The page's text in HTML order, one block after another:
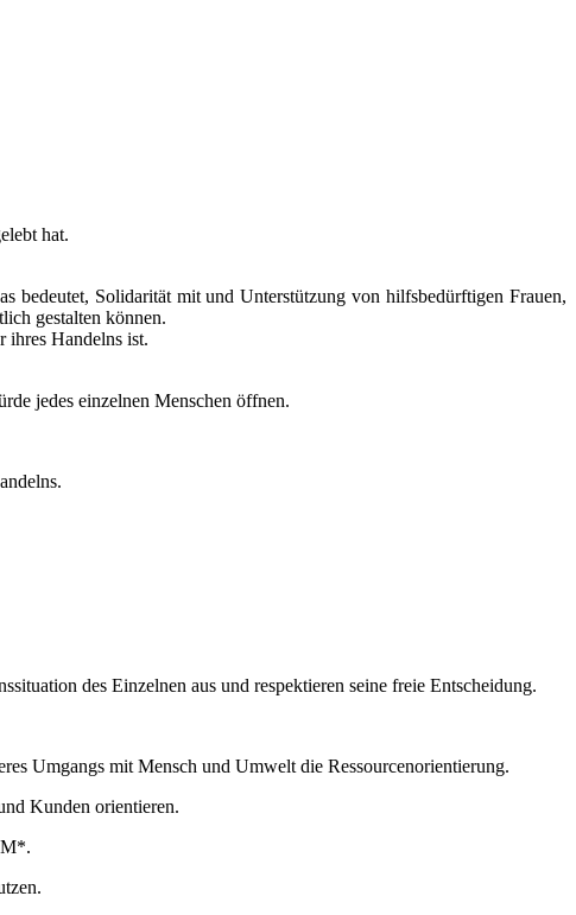
hat.
Solidarität mit und Unterstützung von hilfsbedürftigen Frauen,
gestalten können.
ihres Handelns ist.
jedes einzelnen Menschen öffnen.
des Einzelnen aus und respektieren seine freie Entscheidung.
Umgangs mit Mensch und Umwelt die Ressourcenorientierung.
Kunden orientieren.